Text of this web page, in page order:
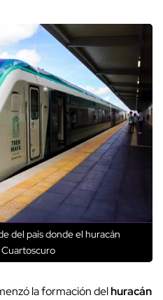
del país donde el huracán
la formación delhuracán